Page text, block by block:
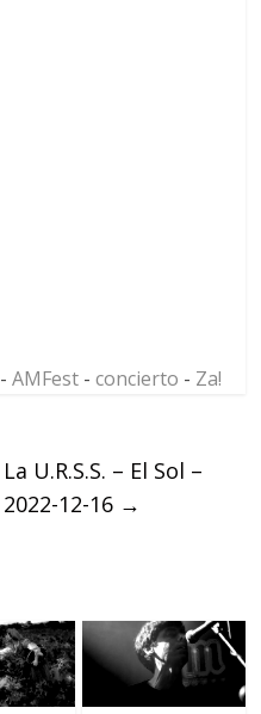
-AMFest -concierto - Za!
La U.R.S.S. – El Sol –
2022-12-16 →